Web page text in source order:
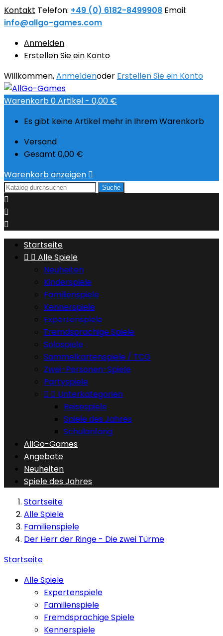
Kontakt Telefon: +49 (0) 6182-8499908 Email:
info@allgo-games.com
Anmelden
Erstellen Sie ein Konto
Willkommen,Anmeldenoder Erstellen Sie ein Konto
Warenkorb0Artikel - 0,00 €
Es gibt keine Artikel mehr in Ihrem Warenkorb
Versand
Gesamt 0,00 €
Warenkorb anzeigen 
Suche



Startseite
  Alle Spiele
Neuheiten
Kinderspiele
Familienspiele
Kennerspiele
Expertenspiele
Fremdsprachige Spiele
Solospiele
Sammelkartenspiele / TCG
Zwei-Personen-Spiele
Partyspiele
  Unterkategorien
Reisespiele
Spiele des Jahres
Schulanfang
AllGo-Games
Angebote
Neuheiten
Spiele des Jahres
Startseite
Alle Spiele
Familienspiele
Der Herr der Ringe - Die zwei Türme
Startseite
Alle Spiele
Expertenspiele
Familienspiele
Fremdsprachige Spiele
Kennerspiele